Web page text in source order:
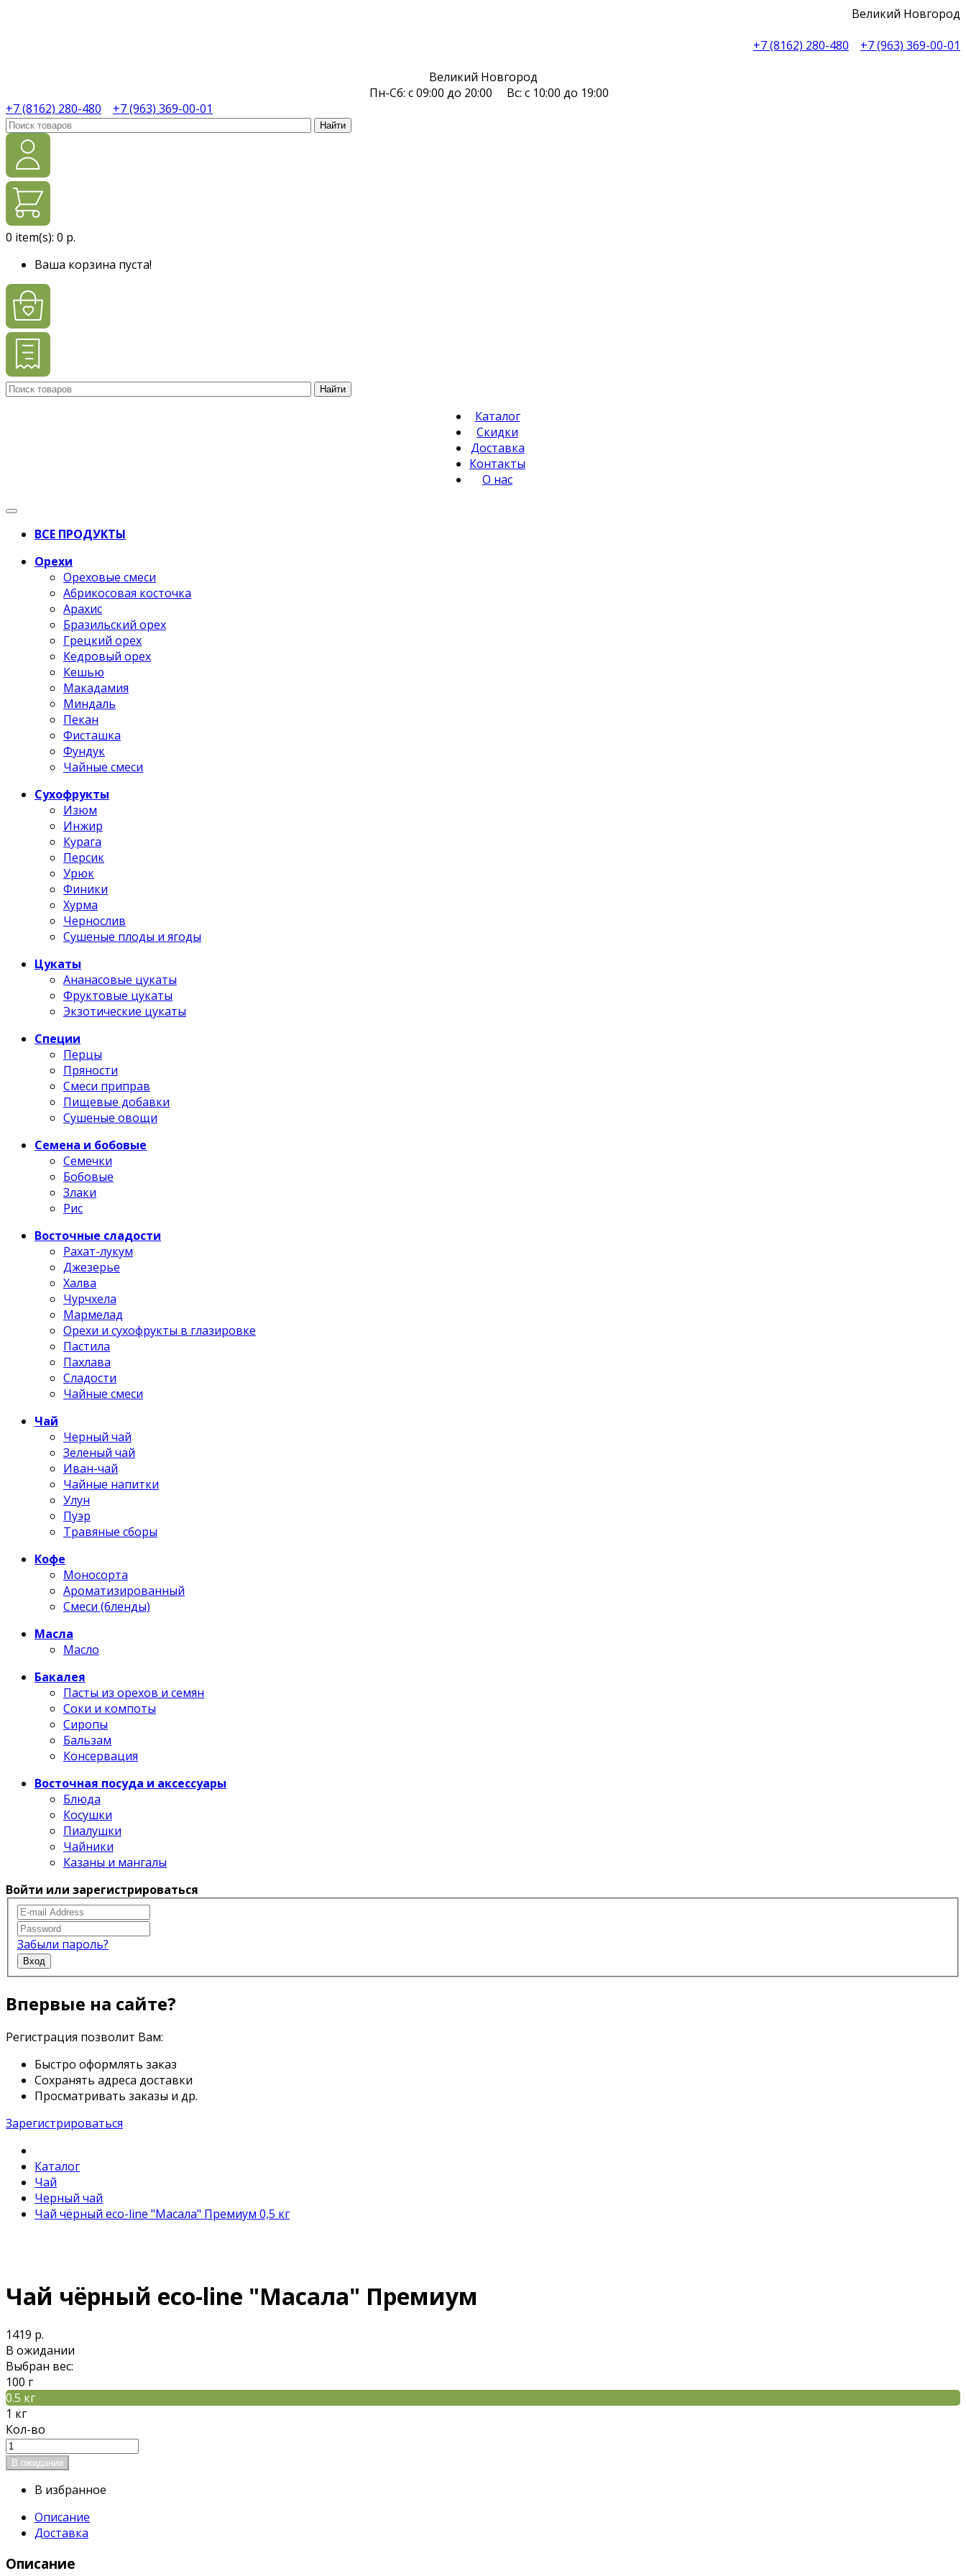
Великий Новгород
+7 (8162) 280-480
+7 (963) 369-00-01
Великий Новгород
Пн-Сб: с 09:00 до 20:00 Вс: с 10:00 до 19:00
+7 (8162) 280-480
+7 (963) 369-00-01
Найти
0 item(s): 0 р.
Ваша корзина пуста!
Найти
Каталог
Скидки
Доставка
Контакты
О нас
ВСЕ ПРОДУКТЫ
Орехи
Ореховые смеси
Абрикосовая косточка
Арахис
Бразильский орех
Грецкий орех
Кедровый орех
Кешью
Макадамия
Миндаль
Пекан
Фисташка
Фундук
Чайные смеси
Сухофрукты
Изюм
Инжир
Курага
Персик
Урюк
Финики
Хурма
Чернослив
Сушеные плоды и ягоды
Цукаты
Ананасовые цукаты
Фруктовые цукаты
Экзотические цукаты
Специи
Перцы
Пряности
Смеси приправ
Пищевые добавки
Сушеные овощи
Семена и бобовые
Семечки
Бобовые
Злаки
Рис
Восточные сладости
Рахат-лукум
Джезерье
Халва
Чурчхела
Мармелад
Орехи и сухофрукты в глазировке
Пастила
Пахлава
Сладости
Чайные смеси
Чай
Черный чай
Зеленый чай
Иван-чай
Чайные напитки
Улун
Пуэр
Травяные сборы
Кофе
Моносорта
Ароматизированный
Смеси (бленды)
Масла
Масло
Бакалея
Пасты из орехов и семян
Соки и компоты
Сиропы
Бальзам
Консервация
Восточная посуда и аксессуары
Блюда
Косушки
Пиалушки
Чайники
Казаны и мангалы
Войти или зарегистрироваться
Забыли пароль?
Вход
Впервые на сайте?
Регистрация позволит Вам:
Быстро оформлять заказ
Сохранять адреса доставки
Просматривать заказы и др.
Зарегистрироваться
Каталог
Чай
Черный чай
Чай чёрный eco-line "Масала" Премиум 0,5 кг
Чай чёрный eco-line "Масала" Премиум
1419 р.
В ожидании
Выбран вес:
100 г
0.5 кг
1 кг
Кол-во
В избранное
Описание
Доставка
Описание